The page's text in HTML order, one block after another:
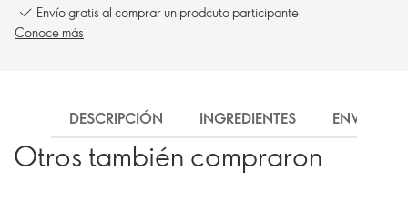
Envío gratis al comprar un prodcuto participante
Conoce más
DESCRIPCIÓN INGREDIENTES ENVÍO
Otros también compraron